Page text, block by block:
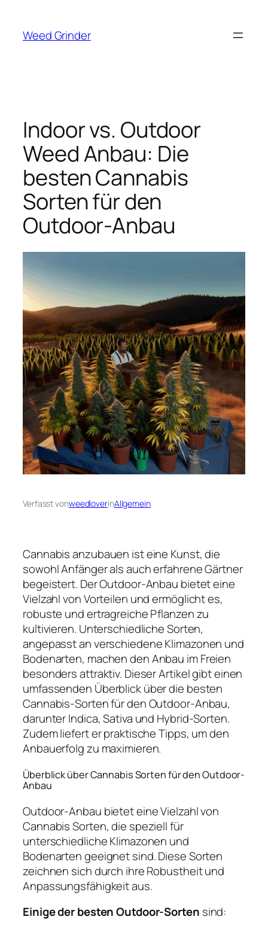
springen
Weed Grinder
Indoor vs. Outdoor
Weed Anbau: Die
besten Cannabis
Sorten für den
Outdoor-Anbau
Verfasst vonweedloverinAllgemein
Cannabis anzubauen ist eine Kunst, die
sowohl Anfänger als auch erfahrene Gärtner
begeistert. Der Outdoor-Anbau bietet eine
Vielzahl von Vorteilen und ermöglicht es,
robuste und ertragreiche Pflanzen zu
kultivieren. Unterschiedliche Sorten,
angepasst an verschiedene Klimazonen und
Bodenarten, machen den Anbau im Freien
besonders attraktiv. Dieser Artikel gibt einen
umfassenden Überblick über die besten
Cannabis-Sorten für den Outdoor-Anbau,
darunter Indica, Sativa und Hybrid-Sorten.
Zudem liefert er praktische Tipps, um den
Anbauerfolg zu maximieren.
Überblick über Cannabis Sorten für den Outdoor-
Anbau
Outdoor-Anbau bietet eine Vielzahl von
Cannabis Sorten, die speziell für
unterschiedliche Klimazonen und
Bodenarten geeignet sind. Diese Sorten
zeichnen sich durch ihre Robustheit und
Anpassungsfähigkeit aus.
Einige der besten Outdoor-Sorten sind: